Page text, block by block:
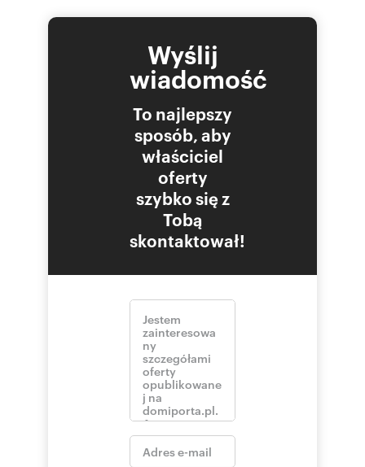
Wyślij
wiadomość
To najlepszy
sposób, aby
właściciel
oferty
szybko się z
Tobą
skontaktował!